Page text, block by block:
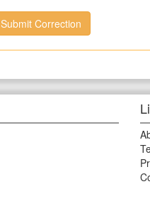
Submit Correction